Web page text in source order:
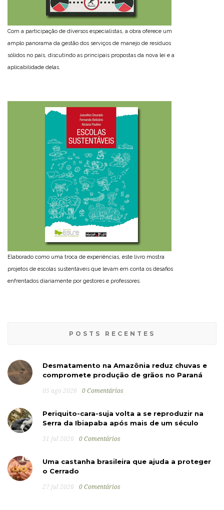
Com a participação de diversos especialistas, a obra oferece um
amplo panorama da gestão dos serviços de manejo de resíduos
sólidos no país, discutindo as principais propostas da nova lei e a
aplicabilidade delas.
Elaborado como uma troca de experiências, este livro mostra
projetos de escolas sustentáveis que levam em conta os desafios
enfrentados diariamente por gestores e professores.
POSTS RECENTES
Desmatamento na Amazônia reduz chuvas e
compromete produção de grãos no Paraná
05 ago 2026 0 Comentários
Periquito-cara-suja volta a se reproduzir na
Serra da Ibiapaba após mais de um século
31 jul 2026 0 Comentários
Uma castanha brasileira que ajuda a proteger
o Cerrado
27 jul 2026 0 Comentários